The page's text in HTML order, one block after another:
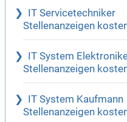
IT Servicetechniker
Stellenanzeigen
IT System
Stellenanzeigen
IT System Kaufmann
Stellenanzeigen